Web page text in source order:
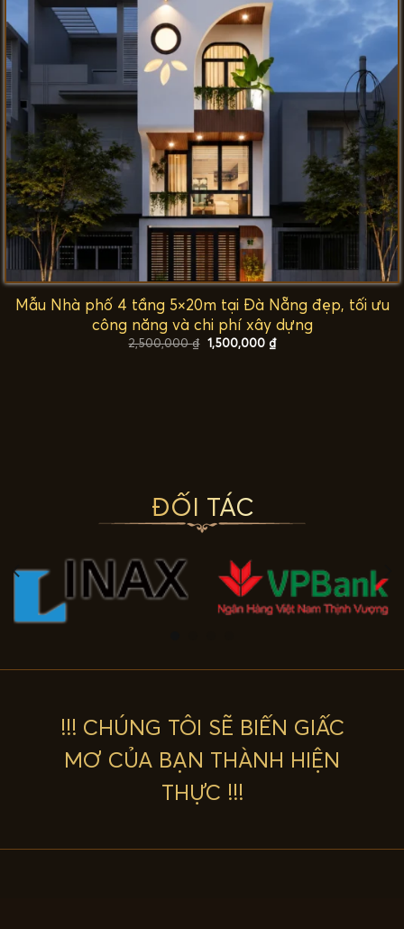
Mẫu Nhà phố 4 tầng 5×20m tại Đà Nẵng đẹp, tối ưu
công năng và chi phí xây dựng
2,500,000₫ Giá
gốc
1,500,000 ₫Giá
hiện
ĐỐI TÁC
!!! CHÚNG TÔI SẼ BIẾN GIẤC
MƠ CỦA BẠN THÀNH HIỆN
THỰC !!!